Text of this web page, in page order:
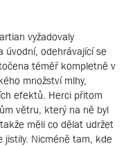
vyžadovaly
úvodní, odehrávající se
téměř kompletně v
množství mlhy,
efektů. Herci přitom
větru, který na ně byl
měli co dělat udržet
jistily. Nicméně tam, kde